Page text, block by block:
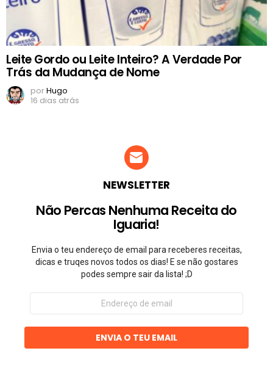
Leite Gordo ou Leite Inteiro? A Verdade Por
Trás da Mudança de Nome
porHugo
16 dias atrás
NEWSLETTER
Não Percas Nenhuma Receita do
Iguaria!
Envia o teu endereço de email para receberes receitas,
dicas e truqes novos todos os dias! E se não gostares
podes sempre sair da lista! ;D
Endereço
email
ENVIA O TEU EMAIL